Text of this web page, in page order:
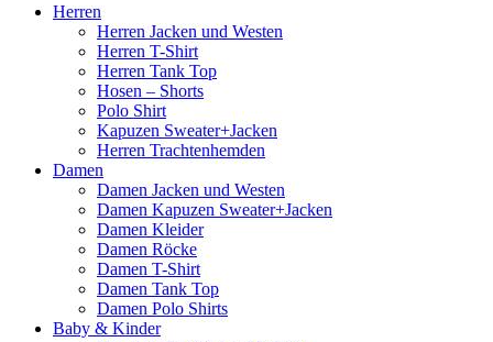
Herren
Herren Jacken und Westen
Herren T-Shirt
Herren Tank Top
Hosen – Shorts
Polo Shirt
Kapuzen Sweater+Jacken
Herren Trachtenhemden
Damen
Damen Jacken und Westen
Damen Kapuzen Sweater+Jacken
Damen Kleider
Damen Röcke
Damen T-Shirt
Damen Tank Top
Damen Polo Shirts
Baby & Kinder